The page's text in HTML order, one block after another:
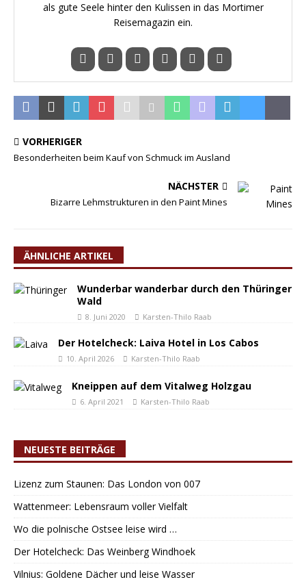
als gute Seele hinter den Kulissen in das Mortimer
Reisemagazin ein.
VORHERIGER
Besonderheiten beim Kauf von Schmuck im Ausland
NÄCHSTER
Bizarre Lehmstrukturen in den Paint Mines
ÄHNLICHE ARTIKEL
Wunderbar wanderbar durch den Thüringer
Wald
8. Juni 2020 Karsten-Thilo Raab
Der Hotelcheck: Laiva Hotel in Los Cabos
10. April 2026 Karsten-Thilo Raab
Kneippen auf dem Vitalweg Holzgau
6. April 2021 Karsten-Thilo Raab
NEUESTE BEITRÄGE
Lizenz zum Staunen: Das London von 007
Wattenmeer: Lebensraum voller Vielfalt
Wo die polnische Ostsee leise wird …
Der Hotelcheck: Das Weinberg Windhoek
Vilnius: Goldene Dächer und leise Wasser